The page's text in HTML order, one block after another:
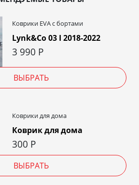
Коврики EVA c бортами
Lynk&Co 03 I 2018-2022
3 990 Р
ВЫБРАТЬ
Коврики для дома
Коврик для дома
300 Р
ВЫБРАТЬ